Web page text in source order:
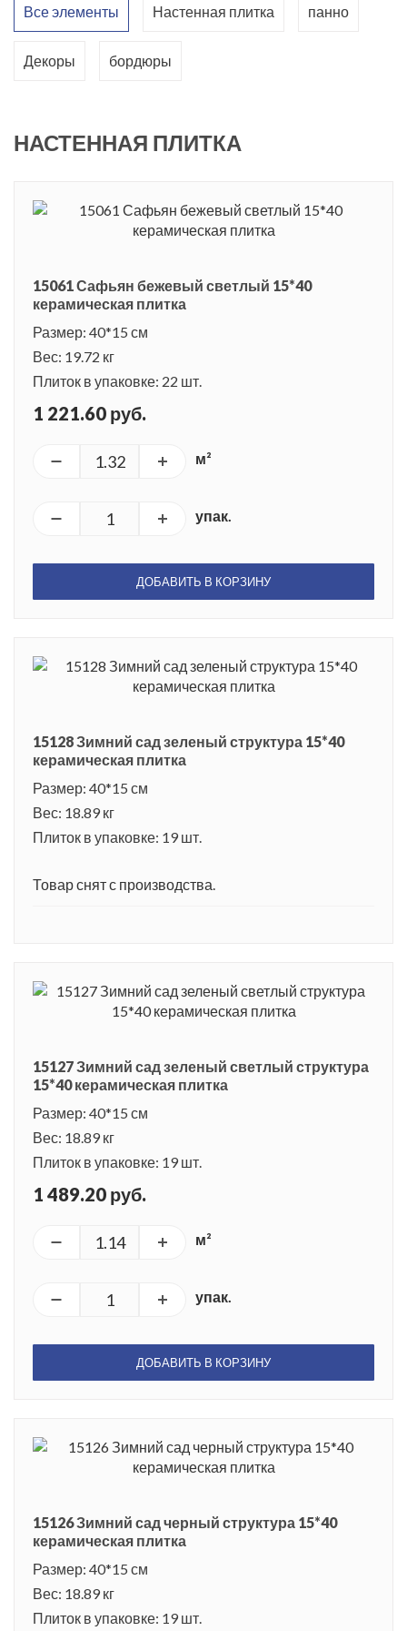
которая сочетает в себе ультрамодные материалы для
облицовки и непревзойденное качество керамики.
Все элементы Настенная плитка панно
Декоры бордюры
НАСТЕННАЯ ПЛИТКА
15061 Сафьян бежевый светлый 15*40
керамическая плитка
Размер: 40*15 см
Вес: 19.72 кг
Плиток в упаковке: 22 шт.
1 221.60 руб.
м²
упак.
ДОБАВИТЬ В КОРЗИНУ
15128 Зимний сад зеленый структура 15*40
керамическая плитка
Размер: 40*15 см
Вес: 18.89 кг
Плиток в упаковке: 19 шт.
Товар снят с производства.
15127 Зимний сад зеленый светлый структура
15*40 керамическая плитка
Размер: 40*15 см
Вес: 18.89 кг
Плиток в упаковке: 19 шт.
1 489.20 руб.
м²
упак.
ДОБАВИТЬ В КОРЗИНУ
15126 Зимний сад черный структура 15*40
керамическая плитка
Размер: 40*15 см
Вес: 18.89 кг
Плиток в упаковке: 19 шт.